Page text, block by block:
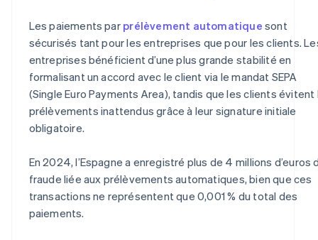
Les paiements par prélèvement automatique sont
sécurisés tant pour les entreprises que pour les clients.
entreprises bénéficient d’une plus grande stabilité en
formalisant un accord avec le client via le mandat SEPA
(Single Euro Payments Area), tandis que les clients évitent
prélèvements inattendus grâce à leur signature initiale
obligatoire.
En 2024, l’Espagne a enregistré plus de 4 millions d’euros
fraude liée aux prélèvements automatiques, bien que ces
transactions ne représentent que 0,001 % du total des
paiements.